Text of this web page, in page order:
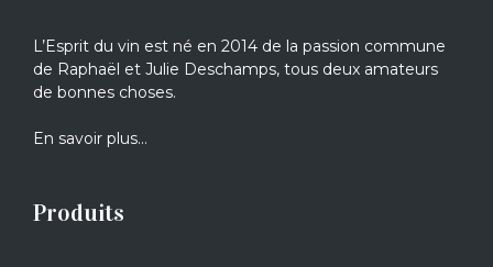
L’Esprit du vin est né en 2014 de la passion commune
de Raphaël et Julie Deschamps, tous deux amateurs
de bonnes choses.
En savoir plus…
Produits